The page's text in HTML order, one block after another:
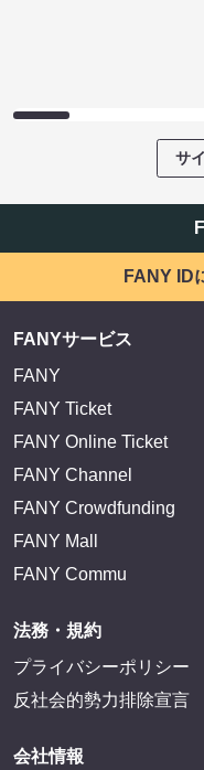
サ
FANY ID
FANYサービス
FANY
FANY Ticket
FANY Online Ticket
FANY Channel
FANY Crowdfunding
FANY Mall
FANY Commu
法務・規約
プライバシーポリシー
反社会的勢力排除宣言
会社情報